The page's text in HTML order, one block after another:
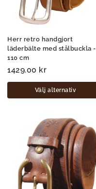
Herr retro handgjort
läderbälte med stålbuckla -
110 cm
1429.00 kr
Välj alternativ